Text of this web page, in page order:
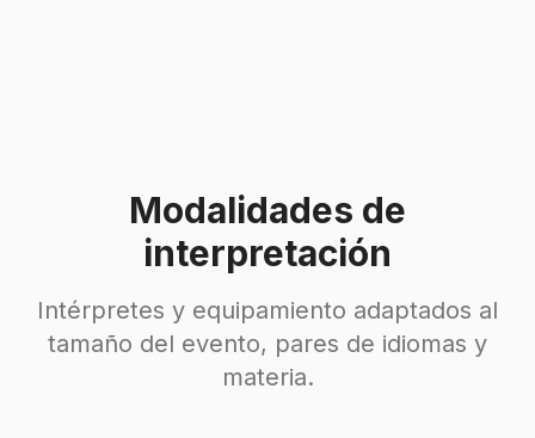
Modalidades de
interpretación
Intérpretes y equipamiento adaptados al
tamaño del evento, pares de idiomas y
materia.